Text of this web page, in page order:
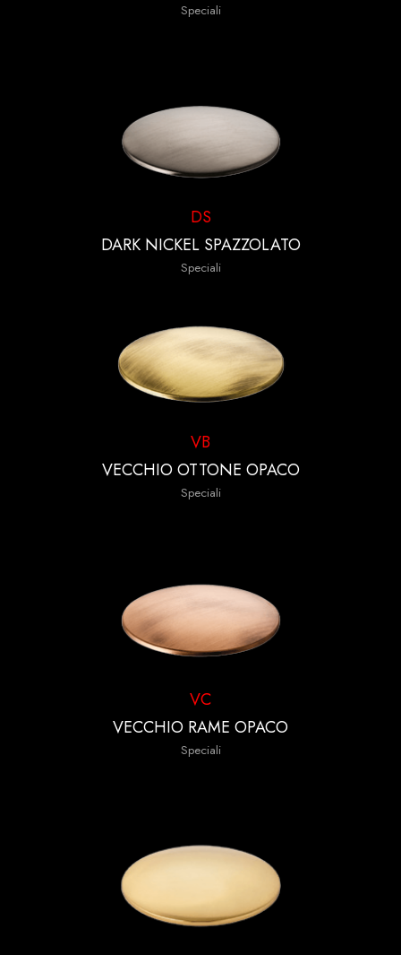
Speciali
DS
DARK NICKEL SPAZZOLATO
Speciali
VB
VECCHIO OTTONE OPACO
Speciali
VC
VECCHIO RAME OPACO
Speciali